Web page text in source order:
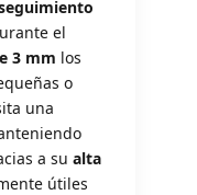
el
3 mm los
o
una
a su alta
útiles